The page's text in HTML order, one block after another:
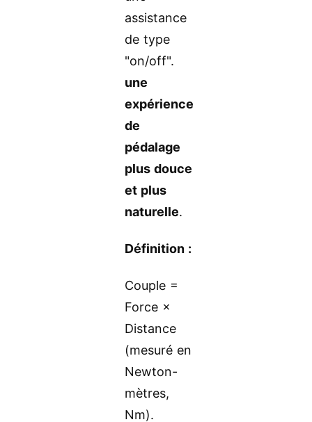
assistance
de type
"on/off".
une
expérience
de
pédalage
plus douce
et plus
naturelle.
Définition :
Couple =
Force ×
Distance
(mesuré en
Newton-
mètres,
Nm).